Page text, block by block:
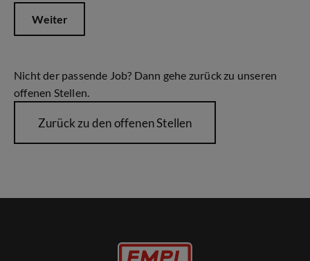
Weiter
Nicht der passende Job? Dann gehe zurück zu unseren
offenen Stellen.
Zurück zu den offenen Stellen